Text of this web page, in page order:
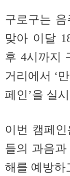
구로구는
맞아 이달
후 4시까지
거리에서 ‘
페인’을 실
이번 캠페
들의 과음과
해를 예방하